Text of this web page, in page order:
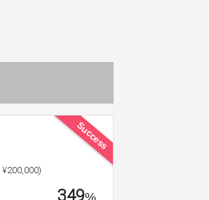
Success
¥200,000)
349%